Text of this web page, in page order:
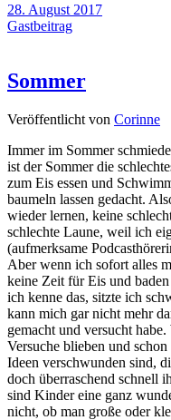
28. August 2017
Gastbeitrag
Sommer
Veröffentlicht von Corinne
Immer im Sommer
ist der Sommer die
zum Eis essen und
baumeln lassen gedacht.
wieder lernen, keine
schlechte Laune, weil ich
(aufmerksame
Aber wenn ich sofort alles
keine Zeit für Eis und
ich kenne das, sitzte ich
kann mich gar nicht mehr
gemacht und versucht
Versuche blieben und
Ideen verschwunden sind,
doch überraschend schnell
sind Kinder eine ganz
nicht, ob man große oder